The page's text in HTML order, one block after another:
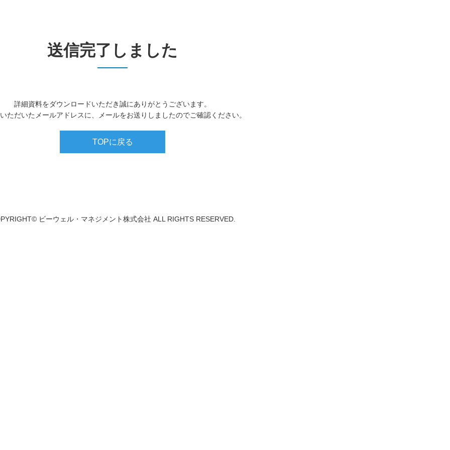
送信完了しました
詳細資料をダウンロードいただき誠にありがとうございます。
ただいたメールアドレスに、メールをお送りしましたのでご確認ください。
TOPに戻る
ビーウェル・マネジメント株式会社 ALL RIGHTS RESERVED.